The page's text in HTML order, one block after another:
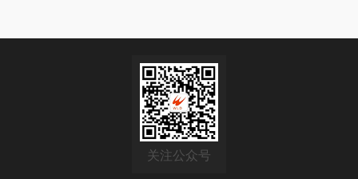
关注公众号